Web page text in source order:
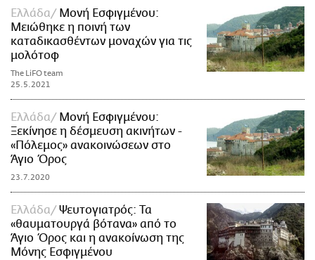
Ελλάδα
Μονή Εσφιγμένου:
Μειώθηκε η ποινή των
καταδικασθέντων μοναχών για τις
μολότοφ
The LiFO team
25.5.2021
Ελλάδα
Μονή Εσφιγμένου:
Ξεκίνησε η δέσμευση ακινήτων -
«Πόλεμος» ανακοινώσεων στο
Άγιο Όρος
23.7.2020
Ελλάδα
Ψευτογιατρός: Τα
«θαυματουργά βότανα» από το
Άγιο Όρος και η ανακοίνωση της
Μόνης Εσφιγμένου